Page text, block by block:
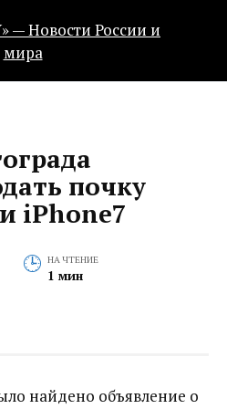
почку
iPhone7
НА ЧТЕНИЕ
1 мин
найдено объявление о